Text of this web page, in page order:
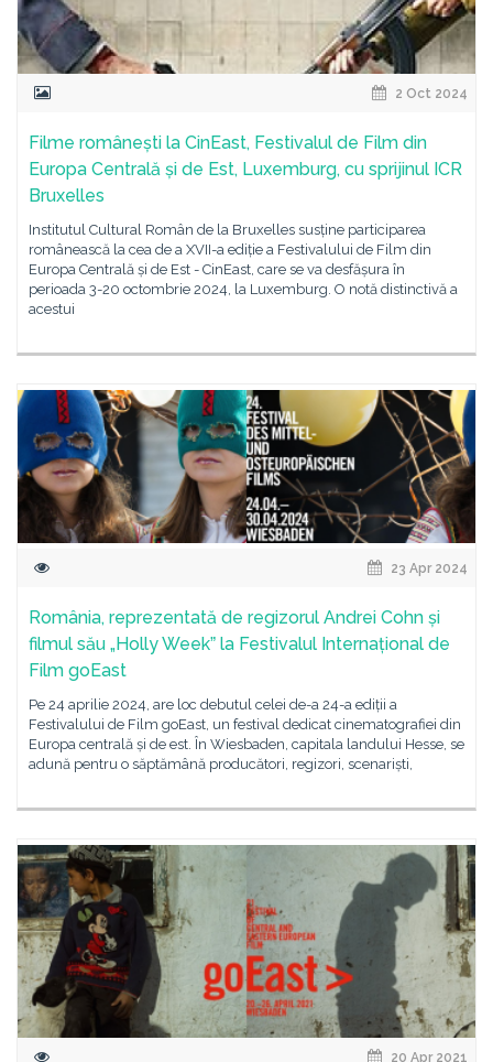
2 Oct 2024
Filme românești la CinEast, Festivalul de Film din
Europa Centrală și de Est, Luxemburg, cu sprijinul ICR
Bruxelles
Institutul Cultural Român de la Bruxelles susține participarea
românească la cea de a XVII-a ediție a Festivalului de Film din
Europa Centrală și de Est - CinEast, care se va desfășura în
perioada 3-20 octombrie 2024, la Luxemburg. O notă distinctivă a
acestui
23 Apr 2024
România, reprezentată de regizorul Andrei Cohn și
filmul său „Holly Weekˮ la Festivalul Internațional de
Film goEast
Pe 24 aprilie 2024, are loc debutul celei de-a 24-a ediții a
Festivalului de Film goEast, un festival dedicat cinematografiei din
Europa centrală și de est. În Wiesbaden, capitala landului Hesse, se
adună pentru o săptămână producători, regizori, scenariști,
20 Apr 2021